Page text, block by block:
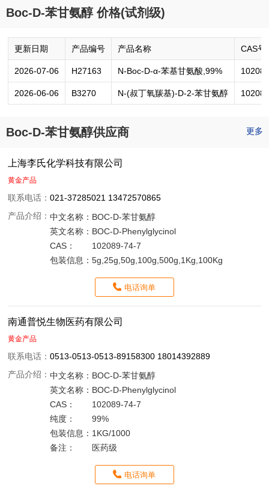
Boc-D-苯甘氨醇 价格(试剂级)
更新日期 产品编号 产品名称 CAS号
2026-07-06 H27163 N-Boc-D-α-苯基甘氨酸,99%
2026-06-06 B3270 N-(叔丁氧羰基)-D-2-苯甘氨醇
Boc-D-苯甘氨醇供应商 更多
上海李氏化学科技有限公司
黄金产品
联系电话：021-37285021 13472570865
产品介绍：中文名称： BOC-D-苯甘氨醇
英文名称： BOC-D-Phenylglycinol
CAS：
102089-74-7
包装信息：5g,25g,50g,100g,500g,1Kg,100Kg
电话询单
南通普悦生物医药有限公司
黄金产品
联系电话：0513-0513-0513-89158300 18014392889
产品介绍：中文名称： BOC-D-苯甘氨醇
英文名称： BOC-D-Phenylglycinol
CAS：
102089-74-7
纯度：
99%
包装信息： 1KG/1000
备注：
医药级
电话询单